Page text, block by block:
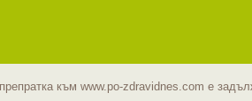
към www.po-zdravidnes.com е